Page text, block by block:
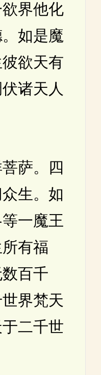
界他化
如是魔
欲天有
诸天人
萨。四
生。如
一魔王
有福
百千
界梵天
二千世